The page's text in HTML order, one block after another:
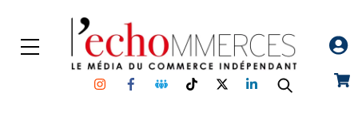
content
Menu
InstagramFacebookGroupe
Facebook
TikTokTwitterLinkedin